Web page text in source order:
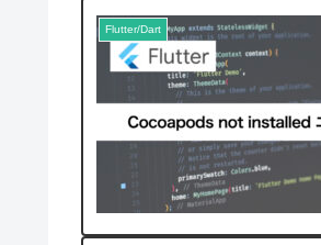
Flutter/Dart